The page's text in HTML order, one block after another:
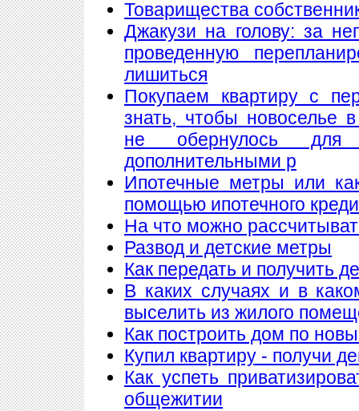
Товарищества
Джакузи на голову: за
проведенную
лишиться
Покупаем квартиру с
знать, чтобы новоселье
не обернулось
дополнительными р
Ипотечные метры или
помощью ипотечного
На что можно
Развод и детские метры
Как передать и получить
В каких случаях и в
выселить из жилого
Как построить дом по
Купил квартиру - получи
Как успеть
общежитии